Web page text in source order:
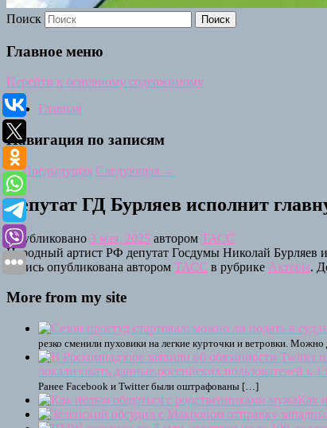
Поиск
Главное меню
Перейти к основному содержимому
Главная
Навигация по записям
←Предыдущая Следующая →
Депутат ГД Бурляев исполнит
Опубликовано 3 мая, 2025 автором ТАСС
Народный артист РФ депутат Госдумы Николай Бурляев
Запись опубликована автором ТАСС в рубрике Актеры.
More from my site
резко сменили пуховики на легкие курточки и ветровки.
локализовать данные российских пользователей к
Ранее Facebook и Twitter были оштрафованы […]
Как